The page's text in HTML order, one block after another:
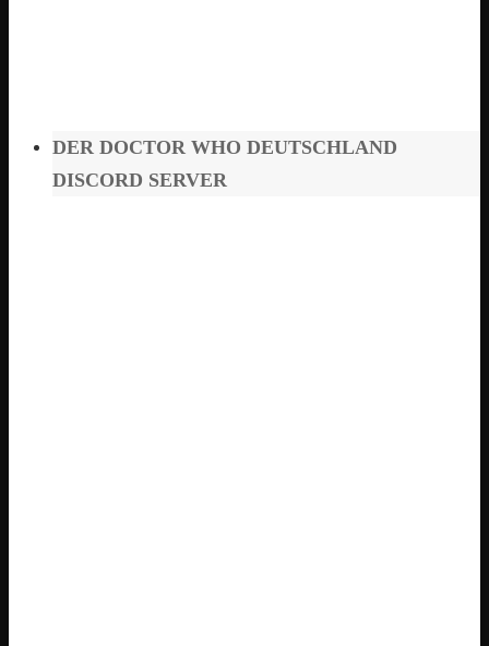
DER DOCTOR WHO DEUTSCHLAND
DISCORD SERVER